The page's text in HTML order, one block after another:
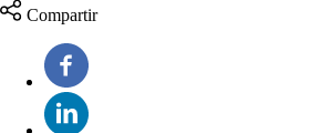
Compartir